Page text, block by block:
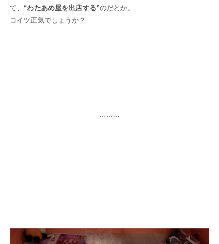
て、 “わたあめ屋を出店する”のだとか。
コイツ正気でしょうか？